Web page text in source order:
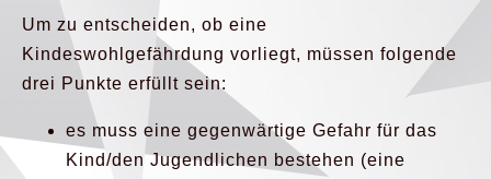
Um zu entscheiden, ob eine
Kindeswohlgefährdung vorliegt, müssen folgende
drei Punkte erfüllt sein:
es muss eine gegenwärtige Gefahr für das
Kind/den Jugendlichen bestehen (eine